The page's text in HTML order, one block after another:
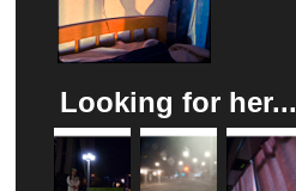
Looking for her...